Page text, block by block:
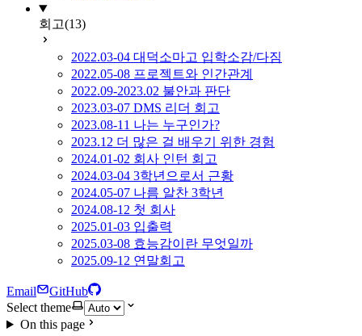
회고(13)
2022.03-04 대덕소마고 입학소감/다짐
2022.05-08 프로젝트와 인간관계
2022.09-2023.02 불안과 판단
2023.03-07 DMS 리더 회고
2023.08-11 나는 누구인가?
2023.12 더 많은 걸 배우기 위한 경험
2024.01-02 회사 인턴 회고
2024.03-04 3학년으로서 근황
2024.05-07 나름 알찬 3학년
2024.08-12 첫 회사
2025.01-03 입출력
2025.03-08 효능감이란 무엇일까
2025.09-12 연말회고
Email
GitHub
Select theme
On this page